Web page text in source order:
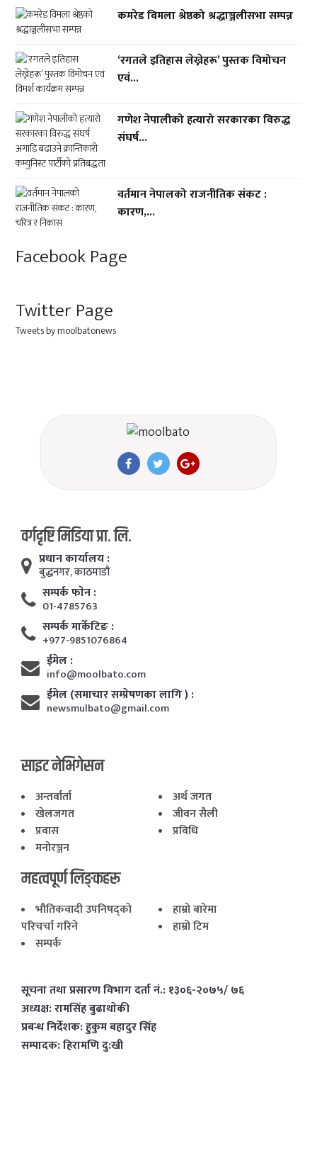
कमरेड विमला श्रेष्ठको श्रद्धाञ्जलीसभा सम्पन्न
‘रगतले इतिहास लेख्नेहरू’ पुस्तक विमोचन
एवं...
गणेश नेपालीको हत्यारो सरकारका विरुद्ध
संघर्ष...
वर्तमान नेपालको राजनीतिक संकट :
कारण,...
Facebook Page
Twitter Page
Tweets by moolbatonews
वर्गदृष्टि मिडिया प्रा. लि.
प्रधान कार्यालय :
बुद्धनगर, काठमाडाैं
सम्पर्क फाेन :
01-4785763
सम्पर्क मार्केटिङ :
+977-9851076864
ईमेल :
info@moolbato.com
ईमेल (समाचार सम्प्रेषणका लागि ) :
newsmulbato@gmail.com
साइट नेभिगेसन
अन्तर्वार्ता
अर्थ जगत
खेलजगत
जीवन सैली
प्रवास
प्रविधि
मनोरञ्जन
महत्वपूर्ण लिङ्कहरू
भाैतिकवादी उपनिषद्काे
परिचर्चा गरिने
हाम्राे बारेमा
हाम्राे टिम
सम्पर्क
सूचना तथा प्रसारण विभाग दर्ता नं.: १३०६-२०७५/ ७६
अध्यक्ष: रामसिंह बुढाथाेकी
प्रबन्ध निर्देशक: हुकुम बहादुर सिंह
सम्पादक: हिरामणि दु:खी